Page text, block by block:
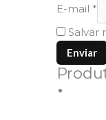
E-mail *
Salvar